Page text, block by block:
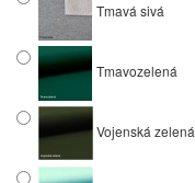
Tmavá sivá
Tmavozelená
Vojenská zelená